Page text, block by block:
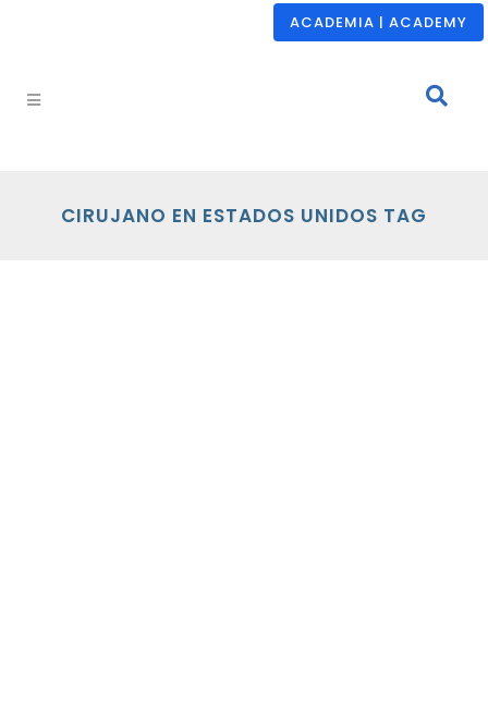
ACADEMIA | ACADEMY
CIRUJANO EN ESTADOS UNIDOS TAG